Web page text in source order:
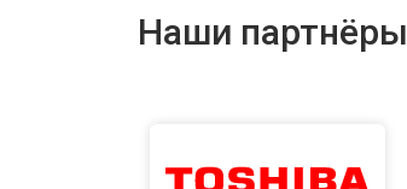
Наши партнёры